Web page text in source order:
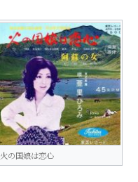
火の国娘は恋心